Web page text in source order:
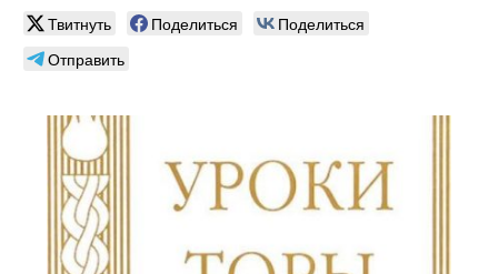
Твитнуть Поделиться
Поделиться
Отправить